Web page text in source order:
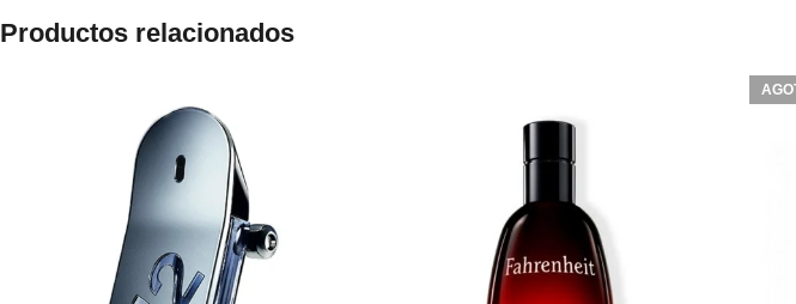
Productos relacionados